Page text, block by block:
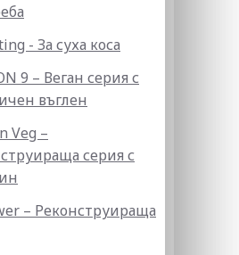
- За суха коса
9 – Веган серия с
въглен
Veg –
серия с
– Реконструираща